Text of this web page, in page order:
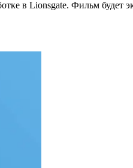
в Lionsgate. Фильм